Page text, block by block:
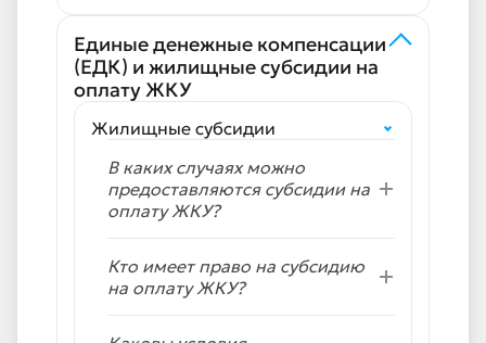
Единые денежные компенсации
(ЕДК) и жилищные субсидии на
оплату ЖКУ
Жилищные субсидии
В каких случаях можно
предоставляются субсидии на
оплату ЖКУ?
Кто имеет право на субсидию
на оплату ЖКУ?